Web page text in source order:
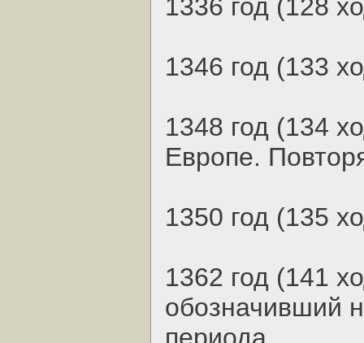
1336 год (128
1346 год (133
1348 год (134
Европе.
1350 год (135
1362 год (141
обозначивший